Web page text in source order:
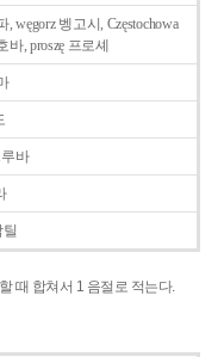
, węgorz 벵고시, Częstochowa
바, proszę 프로셰
루바
틸
때 합쳐서 1 음절로 적는다.